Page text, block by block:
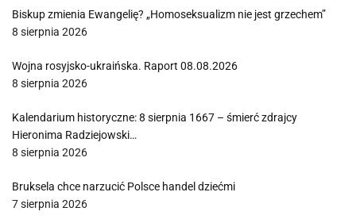
Biskup zmienia Ewangelię? „Homoseksualizm nie jest grzechem”
8 sierpnia 2026
Wojna rosyjsko-ukraińska. Raport 08.08.2026
8 sierpnia 2026
Kalendarium historyczne: 8 sierpnia 1667 – śmierć zdrajcy
Hieronima Radziejowski…
8 sierpnia 2026
Bruksela chce narzucić Polsce handel dziećmi
7 sierpnia 2026